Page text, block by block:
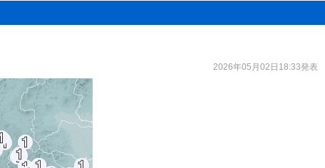
2026年05月02日18:33発表